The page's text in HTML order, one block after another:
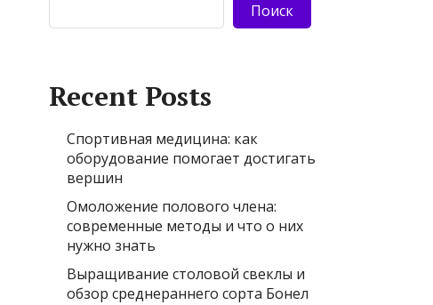
Поиск
Recent Posts
Спортивная медицина: как
оборудование помогает достигать
вершин
Омоложение полового члена:
современные методы и что о них
нужно знать
Выращивание столовой свеклы и
обзор среднераннего сорта Бонел